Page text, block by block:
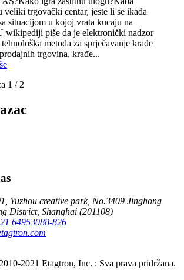
veliki trgovački centar, jeste li se ikada
situacijom u kojoj vrata kucaju na
wikipediji piše da je elektronički nadzor
metoda za sprječavanje krađe
trgovina, krađe...
1 / 2
Yuzhou creative park, No.3409 Jinghong
District, Shanghai (201108)
64953088-826
2021 Etagtron, Inc. : Sva prava pridržana.